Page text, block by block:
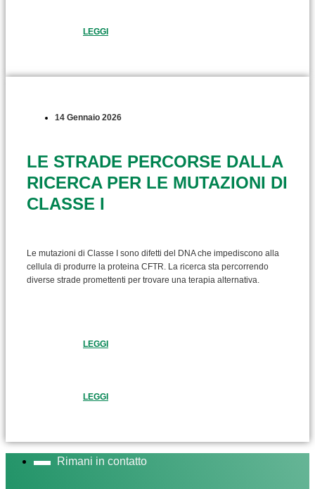
LEGGI
14 Gennaio 2026
LE STRADE PERCORSE DALLA
RICERCA PER LE MUTAZIONI DI
CLASSE I
Le mutazioni di Classe I sono difetti del DNA che impediscono alla
cellula di produrre la proteina CFTR. La ricerca sta percorrendo
diverse strade promettenti per trovare una terapia alternativa.
LEGGI
LEGGI
Rimani in contatto